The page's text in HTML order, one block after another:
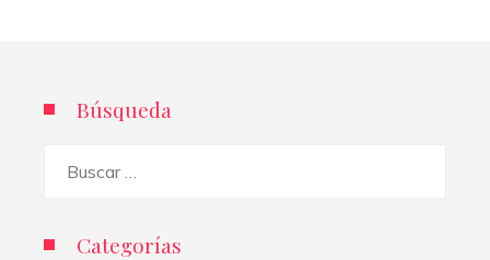
Búsqueda
Categorías